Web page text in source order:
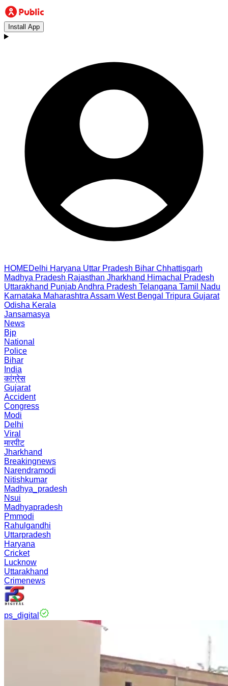
Install App
HOMEDelhi Haryana Uttar Pradesh Bihar Chhattisgarh
Madhya Pradesh Rajasthan Jharkhand Himachal Pradesh
Uttarakhand PunjabAndhra Pradesh Telangana Tamil Nadu
Karnataka Maharashtra Assam West Bengal Tripura Gujarat
Odisha Kerala
Jansamasya
News
Bjp
National
Police
Bihar
India
कांग्रेस
Gujarat
Accident
Congress
Modi
Delhi
Viral
मारपीट
Jharkhand
Breakingnews
Narendramodi
Nitishkumar
Madhya_pradesh
Nsui
Madhyapradesh
Pmmodi
Rahulgandhi
Uttarpradesh
Haryana
Cricket
Lucknow
Uttarakhand
Crimenews
ps_digital